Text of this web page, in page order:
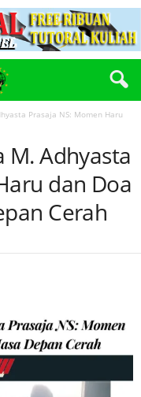
Prasaja NS: Momen Haru
M. Adhyasta
dan Doa
Cerah